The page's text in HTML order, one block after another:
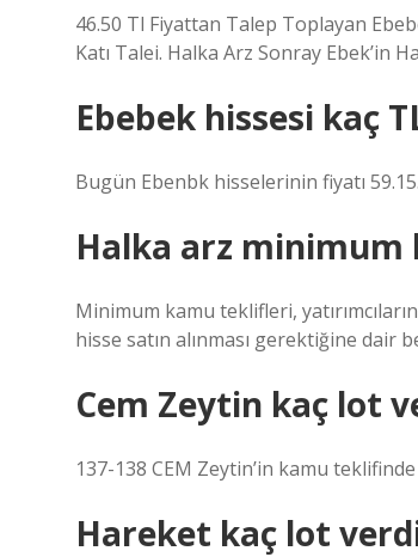
46.50 Tl Fiyattan Talep Toplayan
Katı Talei. Halka Arz Sonray Ebek’in
Ebebek hissesi kaç
Bugün Ebenbk hisselerinin fiyatı 59.15.
Halka arz minimum
Minimum kamu teklifleri,
hisse satın alınması gerektiğine dair
Cem Zeytin kaç lot
137-138 CEM Zeytin’in kamu teklifinde
Hareket kaç lot